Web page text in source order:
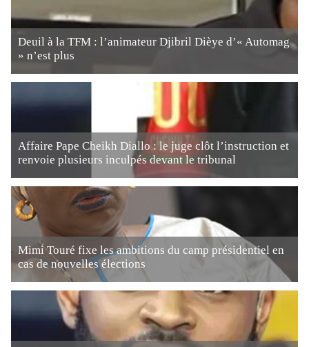
Deuil à la TFM : l’animateur Djibril Dièye d’« Automag
» n’est plus
Affaire Pape Cheikh Diallo : le juge clôt l’instruction et
renvoie plusieurs inculpés devant le tribunal
Mimi Touré fixe les ambitions du camp présidentiel en
cas de nouvelles élections